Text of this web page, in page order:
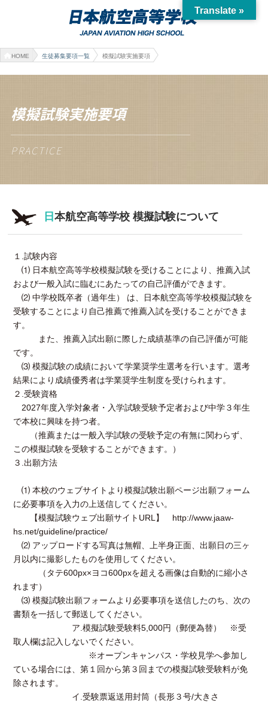
HOME 生徒募集要項一覧 模擬試験実施要項
模擬試験実施要項
PRACTICE
日本航空高等学校 模擬試験について
１.試験内容
⑴ 日本航空高等学校模擬試験を受けることにより、推薦入試
および一般入試に臨むにあたっての自己評価ができます。
⑵ 中学校既卒者（過年生） は、日本航空高等学校模擬試験を
受験することにより自己推薦で推薦入試を受けることができま
す。
また、推薦入試出願に際した成績基準の自己評価が可能
です。
⑶ 模擬試験の成績において学業奨学生選考を行います。選考
結果により成績優秀者は学業奨学生制度を受けられます。
２.受験資格
2027年度入学対象者・入学試験受験予定者および中学３年生
で本校に興味を持つ者。
（推薦または一般入学試験の受験予定の有無に関わらず、
この模擬試験を受験することができます。）
３.出願方法
⑴ 本校のウェブサイトより模擬試験出願ページ出願フォーム
に必要事項を入力の上送信してください。
【模擬試験ウェブ出願サイトURL】 http://www.jaaw-
hs.net/guideline/practice/
⑵ アップロードする写真は無帽、上半身正面、出願日の三ヶ
月以内に撮影したものを使用してください。
（タテ600px×ヨコ600pxを超える画像は自動的に縮小さ
れます）
⑶ 模擬試験出願フォームより必要事項を送信したのち、次の
書類を一括して郵送してください。
ア.模擬試験受験料5,000円（郵便為替） ※受
取人欄は記入しないでください。
※オープンキャンパス・学校見学へ参加し
ている場合には、第１回から第３回までの模擬試験受験料が免
除されます。
イ.受験票返送用封筒（長形３号/大きさ
Translate »